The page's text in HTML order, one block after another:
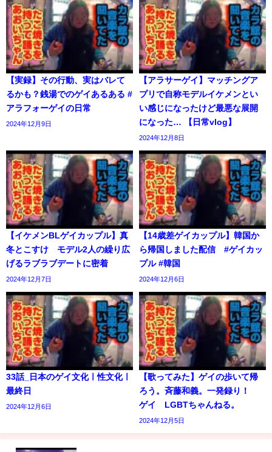
【実録】その行動、実はバレて
るかも？銭湯でのゲイあるある #
アラフォーゲイの日常
2024年12月9日
【アラサーゲイ】マッチングア
プリで自称モデルイケメンとい
い感じになったけど最悪な展開
になった… 【日常vlog】
2024年12月8日
【イケメンBLゲイカップル】真
冬とこすけ モデル2人の繰り広
げるラブラブデートに密着
2024年12月7日
【14歳差ゲイカップル】韓国か
ら帰国しました配信 #ゲイカッ
プル #韓国
2024年12月6日
33話_日本のゲイ文化ㅣ性文化ㅣ
最終日
2024年12月6日
【歌ってみた】ゲイの歩いて帰
ろう。斉藤和義。一発録り！
ゲイ LGBTちゃんねる。
2024年12月5日